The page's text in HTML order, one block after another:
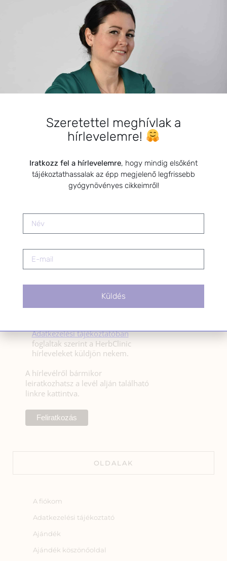
BEMUTATKOZÁS
Küldetésem a gyógynövények hatékony
alkalmazásának oktatása, a gyermekek, a nők és a
HÍRLEVÉL FELIRATKOZÁS
E-mail cím*
Kérlek a feliratkozáshoz fogadd el
Adatkezelési tájékoztatóban
foglaltak szerint a HerbClinic
hírleveleket küldjön nekem.
A hírlevélről bármikor
leiratkozhatsz a levél alján található
linkre kattintva.
OLDALAK
A fiókom
Adatkezelési tájékoztató
Ajándék
Ajándék köszönőoldal
Szeretettel meghívlak a
hírlevelemre!
Iratkozz fel a hírlevelemre, hogy mindig elsőként
tájékoztathassalak az épp megjelenő legfrissebb
gyógynövényes cikkeimről!
Küldés